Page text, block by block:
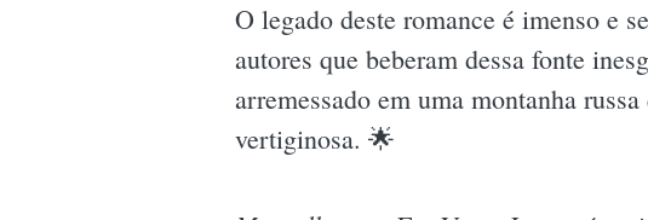
O legado deste romance é imenso e
autores que beberam dessa fonte
arremessado em uma montanha
vertiginosa. 🌟